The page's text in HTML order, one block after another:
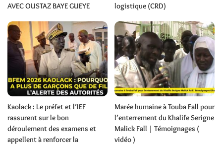
AVEC OUSTAZ BAYE GUEYE
logistique (CRD)
Kaolack : Le préfet et l’IEF
rassurent sur le bon
déroulement des examens et
appellent à renforcer la
Marée humaine à Touba Fall pour
l’enterrement du Khalife Serigne
Malick Fall | Témoignages (
vidéo )